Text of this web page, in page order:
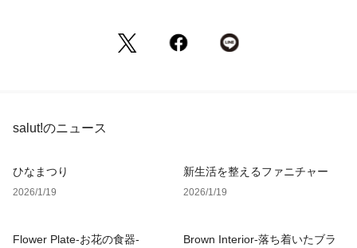
salut!のニュース
ひなまつり
2026/1/19
新生活を整えるファニチャー
2026/1/19
Flower Plate-お花の食器-
Brown Interior-落ち着いたブラ